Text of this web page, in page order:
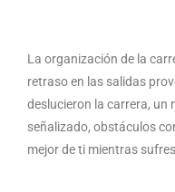
La organización de la
retraso en las salidas
deslucieron la carrera, un
señalizado, obstáculos
mejor de ti mientras